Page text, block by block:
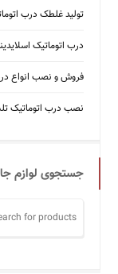
تولید غلطک درب
درب اتوماتیک
فروش و نصب انواع
نصب درب اتوماتیک
جستجوی لوازم